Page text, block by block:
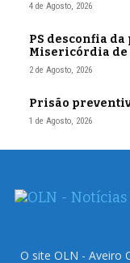
4 de Agosto, 2026
PS desconfia
Misericórdia de
2 de Agosto, 2026
Prisão
1 de Agosto, 2026
O site OLN - Aveiro